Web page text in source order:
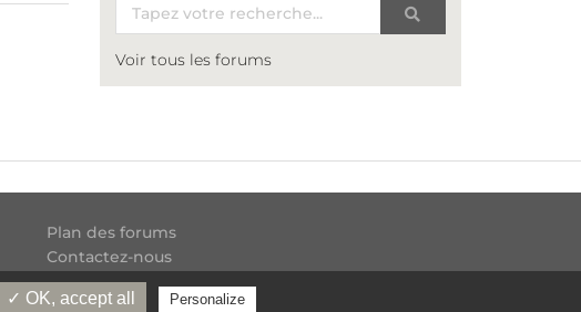
Voir tous les forums
Plan des forums
Contactez-nous
Flux RSS
✓ OK, accept all Personalize